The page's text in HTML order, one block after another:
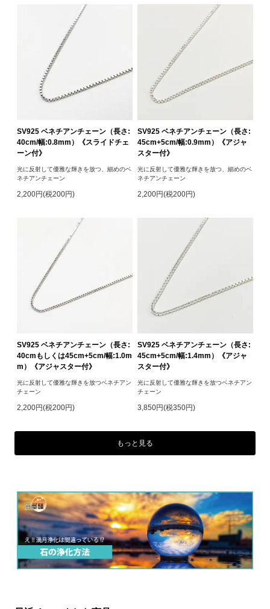
SV925 ベネチアンチェーン（長さ:
40cm/幅:0.8mm）《スライドチェ
ーン付》
光に反射して優雅な輝きを放つ、細めのベ
ネチアンチェーン
2,200円(税200円)
SV925 ベネチアンチェーン（長さ:
45cm+5cm/幅:0.9mm）《アジャ
スター付》
光に反射して優雅な輝きを放つ、細めのベ
ネチアンチェーン
2,200円(税200円)
SV925 ベネチアンチェーン（長さ:
40cmもしくは45cm+5cm/幅:1.0m
m）《アジャスター付》
光に反射して優雅な輝きを放つベネチアン
チェーン
2,200円(税200円)
SV925 ベネチアンチェーン（長さ:
45cm+5cm/幅:1.4mm）《アジャ
スター付》
光に反射して優雅な輝きを放つベネチアン
チェーン
3,850円(税350円)
もっと見る